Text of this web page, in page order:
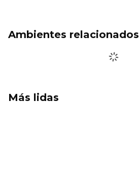
Ambientes relacionados
Más lidas